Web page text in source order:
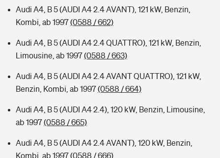
Audi A4, B 5 (AUDI A4 2.4 AVANT), 121 kW, Benzin,
Kombi, ab 1997(0588 / 662)
Audi A4, B 5 (AUDI A4 2.4 QUATTRO), 121 kW, Benzin,
Limousine, ab 1997(0588 / 663)
Audi A4, B 5 (AUDI A4 2.4 AVANT QUATTRO), 121 kW,
Benzin, Kombi, ab 1997(0588 / 664)
Audi A4, B 5 (AUDI A4 2.4), 120 kW, Benzin, Limousine,
ab 1997(0588 / 665)
Audi A4, B 5 (AUDI A4 2.4 AVANT), 120 kW, Benzin,
Kombi, ab 1997(0588 / 666)